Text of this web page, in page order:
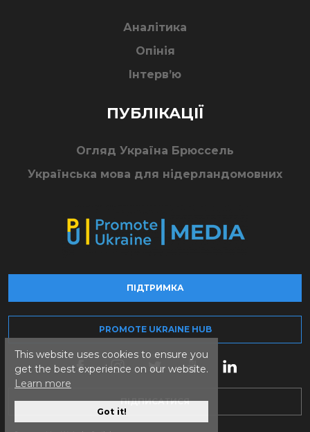
This website uses cookies to ensure you
get the best experience on our website.
Learn more
Got it!
Аналітика
Опінія
Інтерв’ю
ПУБЛІКАЦІЇ
Огляд Україна Брюссель
Українська мова для нідерландомовних
ПІДТРИМКА
PROMOTE UKRAINE HUB
ПІДПИСАТИСЯ